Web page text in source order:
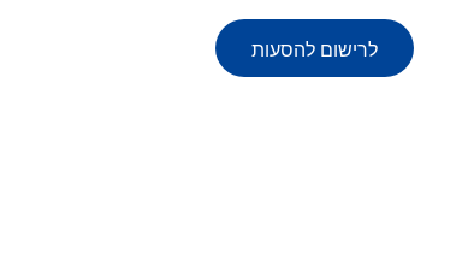
לרישום להסעות